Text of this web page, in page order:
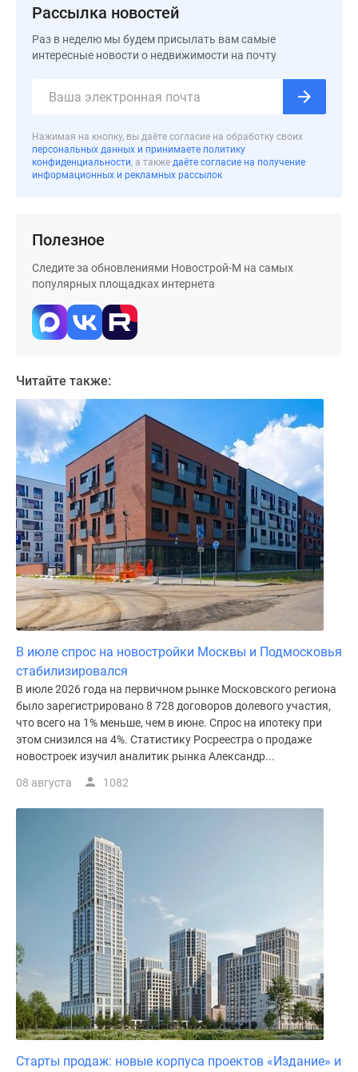
коттеджи
Москве
Готовые
коттеджные
коттеджные
поселки
Коттеджные
поселки
водоема
Коттеджные
поселки
ипотеку
Бизнес-
центры
Коттеджи
Скидки
акции
Макс
Рассылка новостей
Раз в неделю мы будем присылать вам самые
интересные новости о недвижимости на почту
Нажимая на кнопку, вы даёте согласие на обработку своих
персональных данных и принимаете политику
конфиденциальности, а также даёте согласие на получение
информационных и рекламных рассылок
Полезное
Следите за обновлениями Новострой-М на самых
популярных площадках интернета
Читайте также:
В июле спрос на новостройки Москвы и Подмосковья
стабилизировался
В июле 2026 года на первичном рынке Московского региона
было зарегистрировано 8 728 договоров долевого участия,
что всего на 1% меньше, чем в июне. Спрос на ипотеку при
этом снизился на 4%. Статистику Росреестра о продаже
новостроек изучил аналитик рынка Александр...
08 августа 1082
Старты продаж: новые корпуса проектов «Издание» и